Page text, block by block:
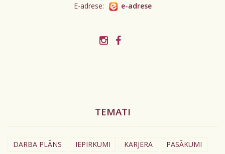
E-adrese:
e-adrese
TEMATI
DARBA PLĀNS IEPIRKUMI KARJERA PASĀKUMI